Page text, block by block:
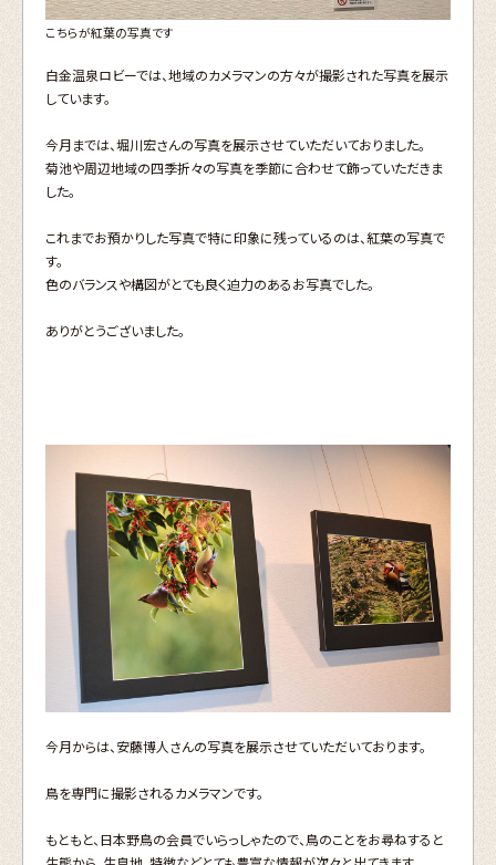
こちらが紅葉の写真です
白金温泉ロビーでは、地域のカメラマンの方々が撮影された写真を展示
しています。
今月までは、堀川宏さんの写真を展示させていただいておりました。
菊池や周辺地域の四季折々の写真を季節に合わせて飾っていただきま
した。
これまでお預かりした写真で特に印象に残っているのは、紅葉の写真で
す。
色のバランスや構図がとても良く迫力のあるお写真でした。
ありがとうございました。
今月からは、安藤博人さんの写真を展示させていただいております。
鳥を専門に撮影されるカメラマンです。
もともと、日本野鳥の会員でいらっしゃたので、鳥のことをお尋ねすると